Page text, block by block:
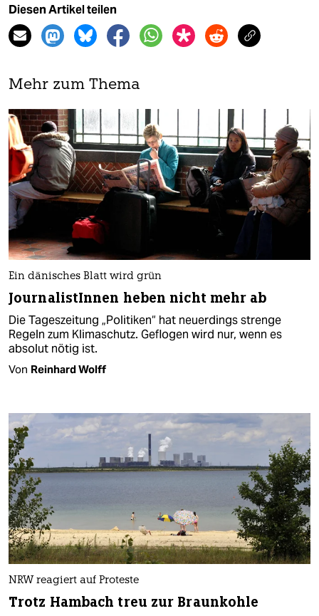
Diesen Artikel teilen
Mehr zum Thema
Ein dänisches Blatt wird grün
JournalistInnen heben nicht mehr ab
Die Tageszeitung „Politiken“ hat neuerdings strenge
Regeln zum Klimaschutz. Geflogen wird nur, wenn es
absolut nötig ist.
Von Reinhard Wolff
NRW reagiert auf Proteste
Trotz Hambach treu zur Braunkohle